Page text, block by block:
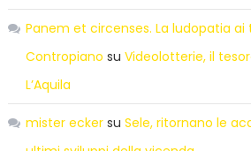
Panem et circenses. La ludopatia ai
Contropiano su Videolotterie, il
L’Aquila
mister eckersu Sele, ritornano le